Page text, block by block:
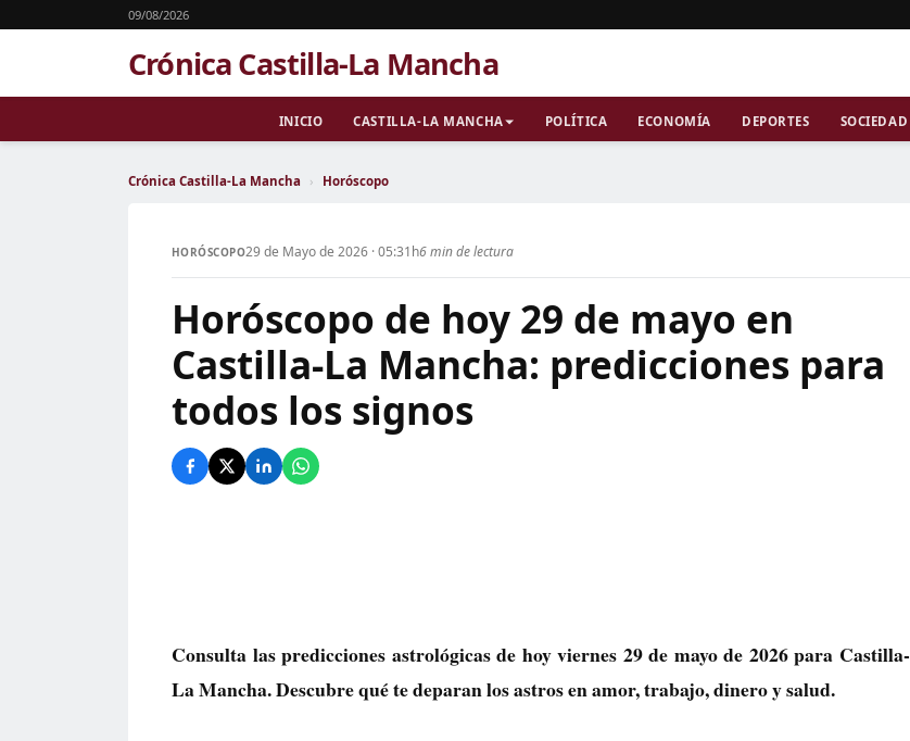
09/08/2026
Crónica Castilla-La Mancha
INICIO CASTILLA-LA MANCHA POLÍTICA ECONOMÍA DEPORTES SOCIEDAD
Crónica Castilla-La Mancha › Horóscopo
HORÓSCOPO29 de Mayo de 2026 · 05:31h6 min de lectura
Horóscopo de hoy 29 de mayo en
Castilla-La Mancha: predicciones para
todos los signos
Consulta las predicciones astrológicas de hoy viernes 29 de mayo de 2026 para Castilla-
La Mancha. Descubre qué te deparan los astros en amor, trabajo, dinero y salud.